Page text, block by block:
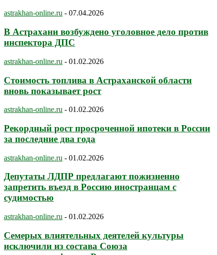
astrakhan-online.ru - 07.04.2026
В Астрахани возбуждено уголовное дело против
инспектора ДПС
astrakhan-online.ru - 01.02.2026
Стоимость топлива в Астраханской области
вновь показывает рост
astrakhan-online.ru - 01.02.2026
Рекордный рост просроченной ипотеки в России
за последние два года
astrakhan-online.ru - 01.02.2026
Депутаты ЛДПР предлагают пожизненно
запретить въезд в Россию иностранцам с
судимостью
astrakhan-online.ru - 01.02.2026
Семерых влиятельных деятелей культуры
исключили из состава Союза